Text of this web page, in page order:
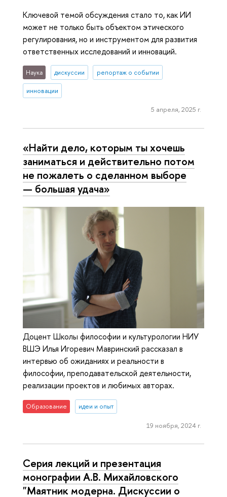
Ключевой темой обсуждения стало то, как ИИ
может не только быть объектом этического
регулирования, но и инструментом для развития
ответственных исследований и инноваций.
Наука дискуссии репортаж о событии
инновации
5 апреля, 2025 г.
«Найти дело, которым ты хочешь
заниматься и действительно потом
не пожалеть о сделанном выборе
— большая удача»
Доцент Школы философии и культурологии НИУ
ВШЭ Илья Игоревич Мавринский рассказал в
интервью об ожиданиях и реальности в
философии, преподавательской деятельности,
реализации проектов и любимых авторах.
Образование идеи и опыт
19 ноября, 2024 г.
Серия лекций и презентация
монографии А.В. Михайловского
"Маятник модерна. Дискуссии о